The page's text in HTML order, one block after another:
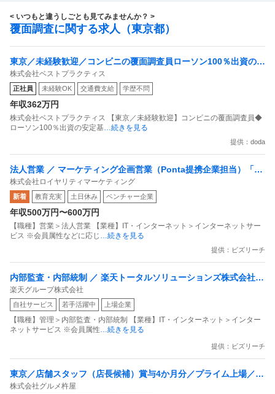
< いつもと違うしごとも見てみませんか？ >
覆面調査に関する求人（東京都）
東京／未経験歓迎／コンビニの覆面調査員ローソン100％出資の安
定基盤／月５日在宅／残業月10時間
株式会社ベストプラクティス
正社員 未経験OK 交通費支給 学歴不問
年収362万円
株式会社ベストプラクティス 【東京／未経験歓迎】コンビニの覆面調査員◆
ローソン100％出資の安定基 …続きを見る
提供：doda
法人営業 ／ マーケティング企画営業（Ponta提携企業担当）「国
内最大級の共通ポイントサービスを展開／無駄のない消費社会を
目指すデータマーケティングカンパニー」
株式会社ロイヤリティマーケティング
新着 教育充実 土日休み ベンチャー企業
年収500万円〜600万円
【職種】営業＞法人営業 【業種】IT・インターネット＞インターネットサー
ビス ※会員属性などに応じ
…続きを見る
提供：ビズリーチ
内部監査・内部統制 ／ 楽天トータルソリューションズ株式会社
戦略事業コンプライアンス支援部 業務統制支援課：ショップコン
プライアンス推進担当（SBCSD）
楽天グループ株式会社
自社サービス 若手活躍中 上場企業
【職種】管理＞内部監査・内部統制 【業種】IT・インターネット＞インター
ネットサービス ※会員属性 …続きを見る
提供：ビズリーチ
東京／店舗スタッフ（店長候補）賞与4か月分／プライム上場／残
業月15H以下／新店オープン多数
株式会社グルメ杵屋